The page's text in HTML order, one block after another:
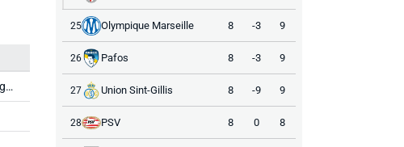
Club Brugge
25 Olympique Marseille 8 -3 9
26 Pafos 8 -3 9
27 Union Sint-Gillis 8 -9 9
28 PSV 8 0 8